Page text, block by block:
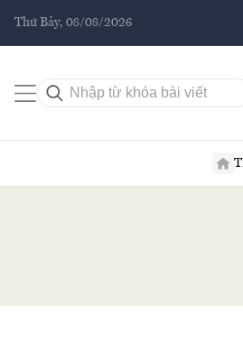
Thứ Bảy, 08/08/2026